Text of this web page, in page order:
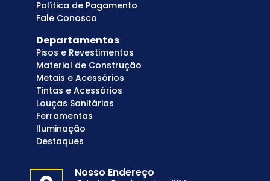
Política de Pagamento
Fale Conosco
Departamentos
Pisos e Revestimentos
Material de Construção
Metais e Acessórios
Tintas e Acessórios
Louças Sanitárias
Ferramentas
Iluminação
Destaques
Nosso Endereço